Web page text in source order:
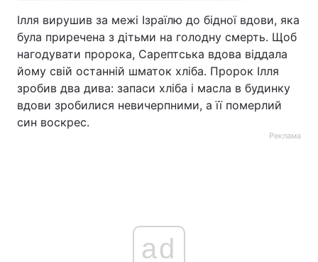
Ілля вирушив за межі Ізраїлю до бідної вдови, яка
була приречена з дітьми на голодну смерть. Щоб
нагодувати пророка, Сарептська вдова віддала
йому свій останній шматок хліба. Пророк Ілля
зробив два дива: запаси хліба і масла в будинку
вдови зробилися невичерпними, а її померлий
син воскрес.
Реклама
ad